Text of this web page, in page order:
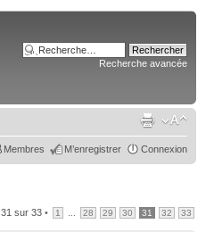
Recherche avancée
Membres M’enregistrer Connexion
31 sur 33 • 1 28 29 30 31 32 33